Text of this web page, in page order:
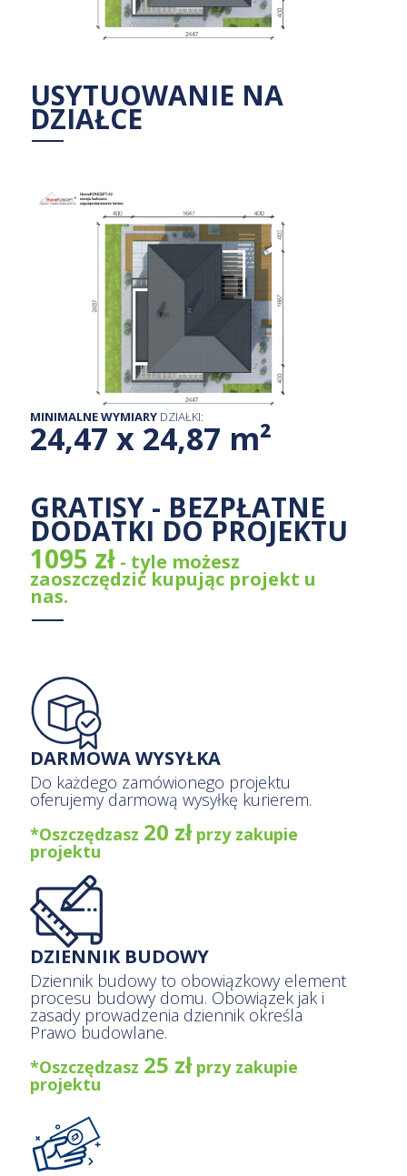
USYTUOWANIE NA
DZIAŁCE
MINIMALNE WYMIARY DZIAŁKI:
24,47 x 24,87 m²
GRATISY - BEZPŁATNE
DODATKI DO PROJEKTU
1095 zł - tyle możesz
zaoszczędzić kupując projekt u
nas.
DARMOWA WYSYŁKA
Do każdego zamówionego projektu
oferujemy darmową wysyłkę kurierem.
*Oszczędzasz 20 złprzy zakupie
projektu
DZIENNIK BUDOWY
Dziennik budowy to obowiązkowy element
procesu budowy domu. Obowiązek jak i
zasady prowadzenia dziennik określa
Prawo budowlane.
*Oszczędzasz 25 złprzy zakupie
projektu